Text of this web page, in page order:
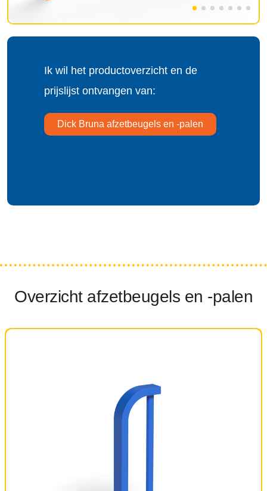
Ik wil het productoverzicht en de
prijslijst ontvangen van:
Dick Bruna afzetbeugels en -palen
Overzicht afzetbeugels en -palen